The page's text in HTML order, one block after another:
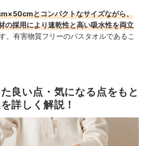
とコンパクトなサイズながら、
の採用により速乾性と高い吸水性を両立
。有害物質フリーのバスタオルであるこ
良い点・気になる点をもと
詳しく解説！